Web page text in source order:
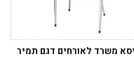
משרד לאורחים דגם תמיר